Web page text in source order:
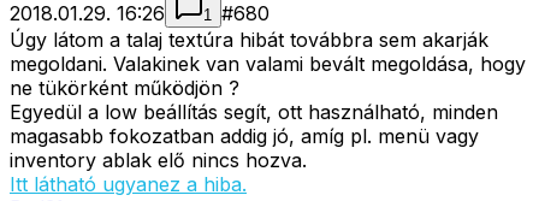
2018.01.29. 16:26
1 #680
Úgy látom a talaj textúra hibát továbbra sem akarják
megoldani. Valakinek van valami bevált megoldása, hogy
ne tükörként működjön ?
Egyedül a low beállítás segít, ott használható, minden
magasabb fokozatban addig jó, amíg pl. menü vagy
inventory ablak elő nincs hozva.
Itt látható ugyanez a hiba.